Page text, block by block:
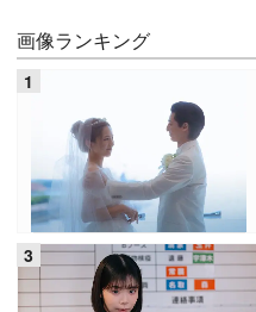
画像ランキング